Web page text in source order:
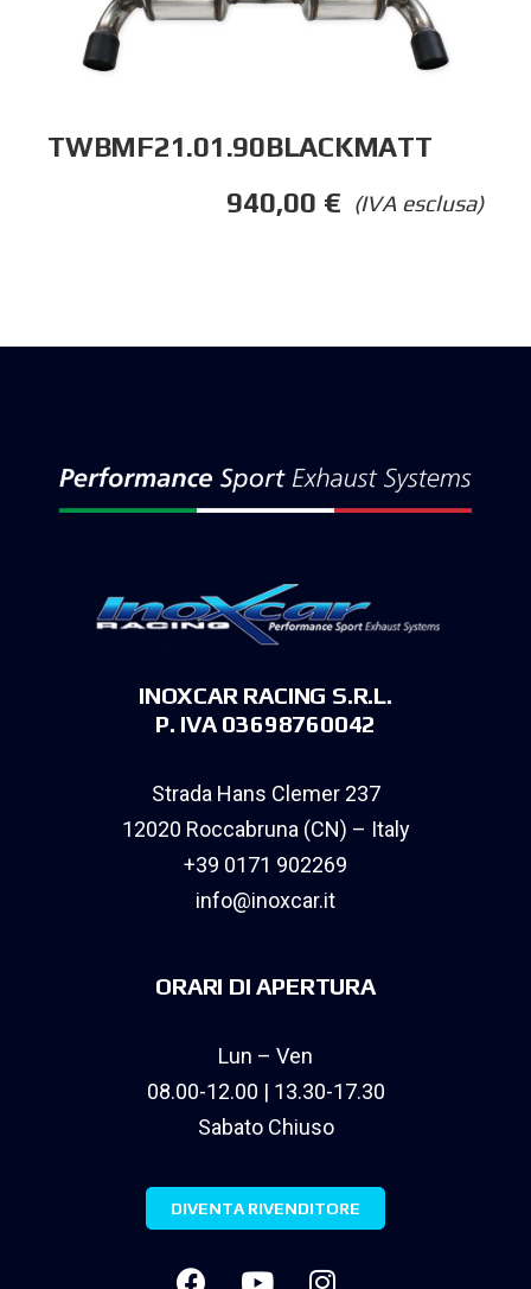
TWBMF21.01.90BLACKMATT
(IVA esclusa)
940,00 €
INOXCAR RACING S.R.L.
P. IVA 03698760042
Strada Hans Clemer 237
12020 Roccabruna (CN) – Italy
+39 0171 902269
info@inoxcar.it
ORARI DI APERTURA
Lun – Ven
08.00-12.00 | 13.30-17.30
Sabato Chiuso
DIVENTA RIVENDITORE